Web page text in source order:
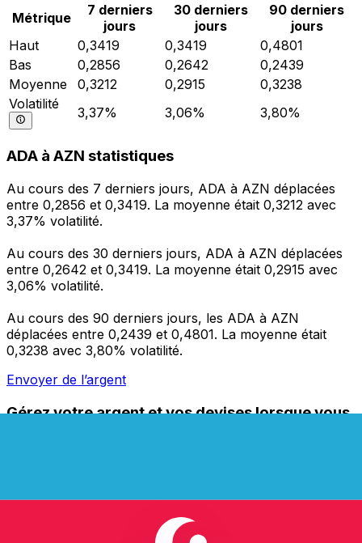
Métrique
7 derniers
jours
30 derniers
jours
90 derniers
jours
Haut
0,3419 0,3419
0,4801
Bas
0,2856 0,2642
0,2439
Moyenne
0,3212 0,2915
0,3238
Volatilité
3,37% 3,06% 3,80%
ADA à AZN statistiques
Au cours des 7 derniers jours, ADA à AZN déplacées
entre 0,2856 et 0,3419. La moyenne était 0,3212 avec
3,37% volatilité.
Au cours des 30 derniers jours, ADA à AZN déplacées
entre 0,2642 et 0,3419. La moyenne était 0,2915 avec
3,06% volatilité.
Au cours des 90 derniers jours, les ADA à AZN
déplacées entre 0,2439 et 0,4801. La moyenne était
0,3238 avec 3,80% volatilité.
Envoyer de l’argent
Gérez votre argent et vos devises lorsque vous
et la gestion de vos devises. Convertissez des devises,
l'argent à l'étranger sans frais cachés. Téléchargez